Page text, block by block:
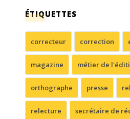
ÉTIQUETTES
correcteur correction
magazine métier de
orthographe presse
relecture secrétaire de